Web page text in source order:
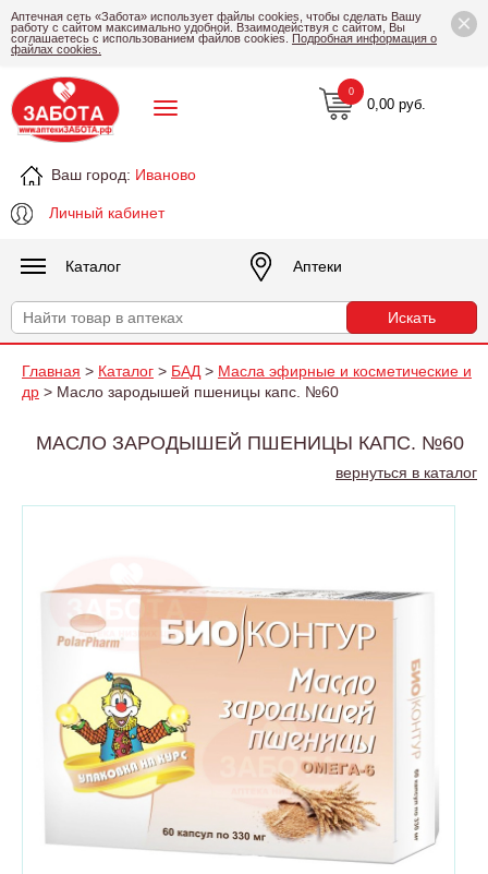
×
Аптечная сеть «Забота» использует файлы cookies, чтобы сделать Вашу
работу с сайтом максимально удобной. Взаимодействуя с сайтом, Вы
соглашаетесь с использованием файлов cookies. Подробная информация о
файлах cookies.
Ваш город: Иваново
Личный кабинет
0,00 руб.
0
Каталог Аптеки
Главная > Каталог > БАД > Масла эфирные и косметические и
др > Масло зародышей пшеницы капс. №60
МАСЛО ЗАРОДЫШЕЙ ПШЕНИЦЫ КАПС. №60
вернуться в каталог